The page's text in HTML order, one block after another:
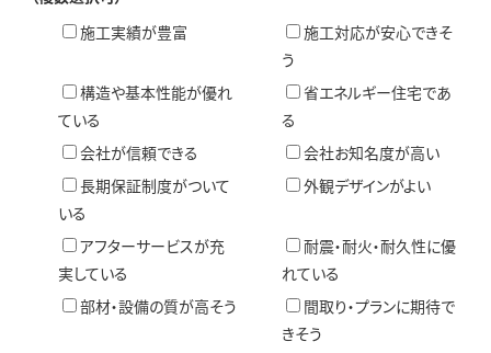
施工実績が豊富
施工対応が安心できそ
う
構造や基本性能が優れ
ている
省エネルギー住宅であ
る
会社が信頼できる
会社お知名度が高い
長期保証制度がついて
いる
外観デザインがよい
アフターサービスが充
実している
耐震・耐火・耐久性に優
れている
部材・設備の質が高そう
間取り・プランに期待で
きそう